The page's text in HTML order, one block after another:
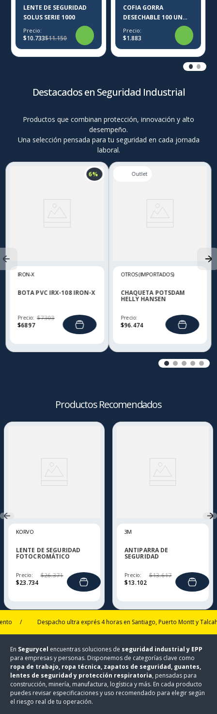
LENTE DE SEGURIDAD
SOLUS SERIE 1000
Precio:
$10.733$11.150
COFIA GORRA
DESECHABLE 100 UN
KLIN IRON-X
Precio:
$1.883
Destacados en Seguridad Industrial
Productos que combinan protección, innovación y alto
desempeño.
Una selección pensada para tu seguridad en cada jornada
laboral.
6 %
IRON-X
BOTA PVC IRX-108 IRON-X
Precio:
$6897
$7303
OTROS (IMPORTADOS)
CHAQUETA POTSDAM
HELLY HANSEN
Precio:
$96.474
Productos Recomendados
KORVO
LENTE DE SEGURIDAD
FOTOCROMÁTICO
Precio:
$23.734
$26.371
3M
ANTIPARRA DE
SEGURIDAD
Precio:
$13.102
$13.617
/ Despacho ultra exprés 4 horas en Santiago, Puerto Montt y Talcahuano
En Segurycel encuentras soluciones de seguridad industrial y EPP
para empresas y personas. Disponemos de categorías clave como
ropa de trabajo, ropa técnica, zapatos de seguridad, guantes,
lentes de seguridad y protección respiratoria, pensadas para
construcción, minería, manufactura, logística y más. En cada producto
puedes revisar especificaciones y uso recomendado para elegir según
el riesgo real de tu operación.